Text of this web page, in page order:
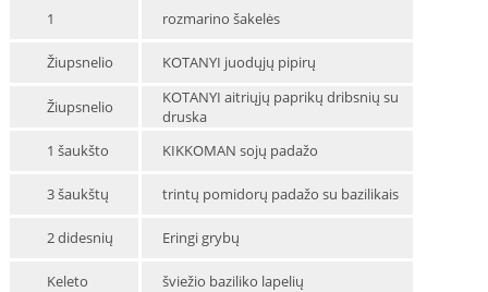
1
rozmarino šakelės
Žiupsnelio KOTANYI juodųjų pipirų
Žiupsnelio
KOTANYI aitriųjų paprikų dribsnių su
druska
1 šaukšto
KIKKOMAN sojų padažo
3 šaukštų trintų pomidorų padažo su bazilikais
2 didesnių Eringi grybų
Keleto šviežio baziliko lapelių